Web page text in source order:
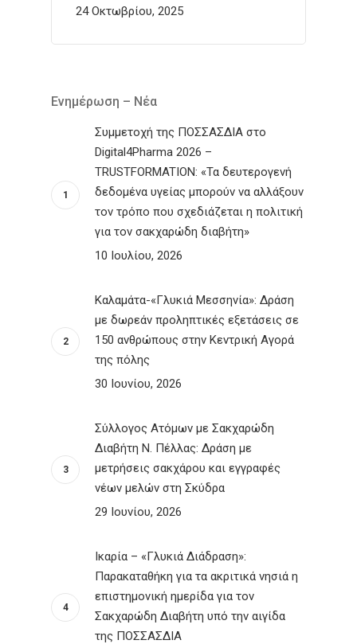
24 Οκτωβρίου, 2025
Ενημέρωση – Νέα
Συμμετοχή της ΠΟΣΣΑΣΔΙΑ στο
Digital4Pharma 2026 –
TRUSTFORMATION: «Τα δευτερογενή
δεδομένα υγείας μπορούν να αλλάξουν
τον τρόπο που σχεδιάζεται η πολιτική
για τον σακχαρώδη διαβήτη»
10 Ιουλίου, 2026
Καλαμάτα-«Γλυκιά Μεσσηνία»: Δράση
με δωρεάν προληπτικές εξετάσεις σε
150 ανθρώπους στην Κεντρική Αγορά
της πόλης
30 Ιουνίου, 2026
Σύλλογος Ατόμων με Σακχαρώδη
Διαβήτη Ν. Πέλλας: Δράση με
μετρήσεις σακχάρου και εγγραφές
νέων μελών στη Σκύδρα
29 Ιουνίου, 2026
Ικαρία – «Γλυκιά Διάδραση»:
Παρακαταθήκη για τα ακριτικά νησιά η
επιστημονική ημερίδα για τον
Σακχαρώδη Διαβήτη υπό την αιγίδα
της ΠΟΣΣΑΣΔΙΑ